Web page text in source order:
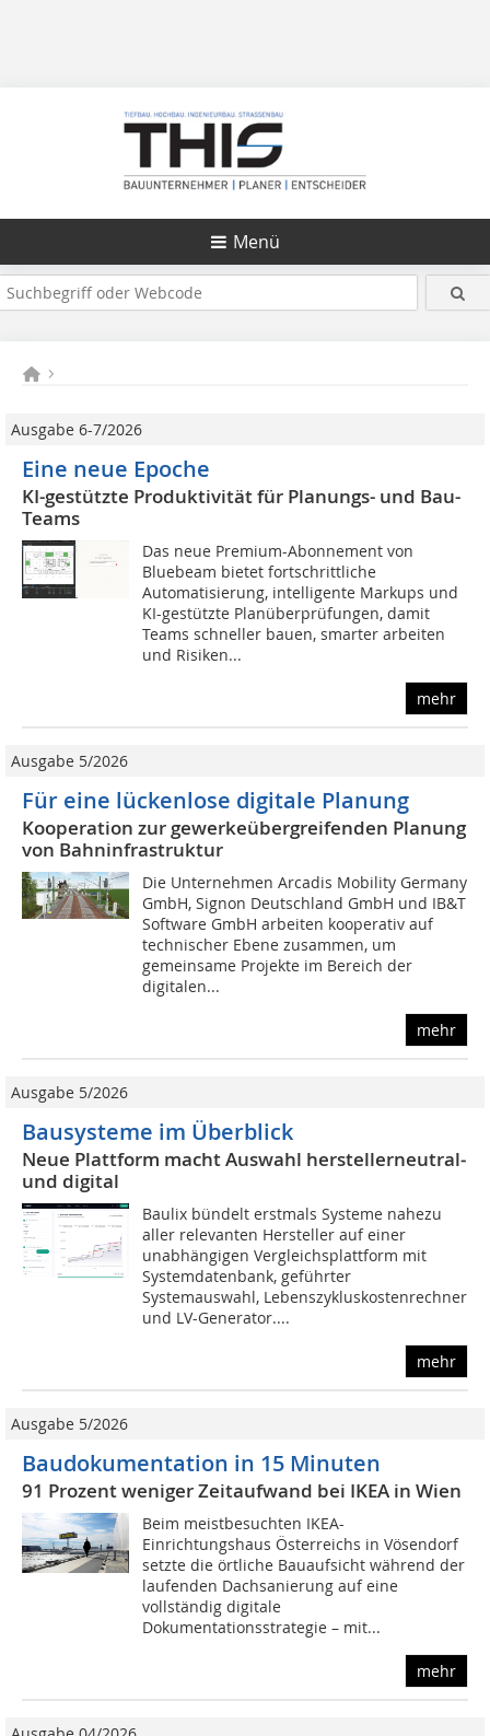
Menü
Ausgabe 6-7/2026
Eine neue Epoche
KI-gestützte Produktivität für Planungs- und Bau-
Teams
Das neue Premium-Abonnement von
Bluebeam bietet fortschrittliche
Automatisierung, intelligente Markups und
KI-gestützte Planüberprüfungen, damit
Teams schneller bauen, smarter arbeiten
und Risiken...
mehr
Ausgabe 5/2026
Für eine lückenlose digitale Planung
Kooperation zur gewerkeübergreifenden Planung
von Bahninfrastruktur
Die Unternehmen Arcadis Mobility Germany
GmbH, Signon Deutschland GmbH und IB&T
Software GmbH arbeiten kooperativ auf
technischer Ebene zusammen, um
gemeinsame Projekte im Bereich der
digitalen...
mehr
Ausgabe 5/2026
Bausysteme im Überblick
Neue Plattform macht Auswahl herstellerneutral­
und digital
Baulix bündelt erstmals Systeme nahezu
aller relevanten Hersteller auf einer
unabhängigen Vergleichsplattform mit
Systemdatenbank, geführter
Systemauswahl, Lebenszykluskostenrechner
und LV-Generator....
mehr
Ausgabe 5/2026
Baudokumentation in 15 Minuten
91 Prozent weniger Zeitaufwand bei IKEA in Wien
Beim meistbesuchten IKEA-
Einrichtungshaus Österreichs in Vösendorf
setzte die örtliche Bauaufsicht während der
laufenden Dachsanierung auf eine
vollständig digitale
Dokumentationsstrategie – mit...
mehr